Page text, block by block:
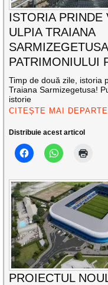
ISTORIA PRINDE
ULPIA TRAIANA
PATRIMONIULUI
Timp de două zile, istoria
Traiana Sarmizegetusa!
istorie
CITEȘTE MAI DEPARTE
Distribuie acest articol
PROIECTUL